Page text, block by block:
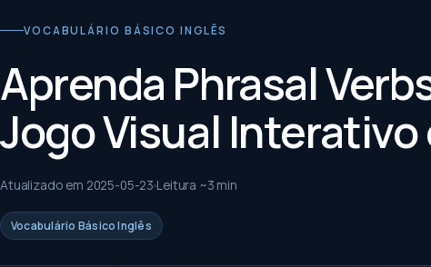
VOCABULÁRIO BÁSICO INGLÊS
Aprenda Phrasal
Jogo Visual Interativo
Atualizado em 2025-05-23 Leitura ~3 min
Vocabulário Básico Inglês